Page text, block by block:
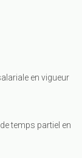
en vigueur
temps partiel en